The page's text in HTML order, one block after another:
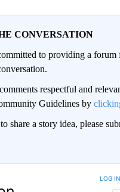
CONVERSATION
to providing a forum
respectful and
Guidelines by
share a story idea, please
LOG IN